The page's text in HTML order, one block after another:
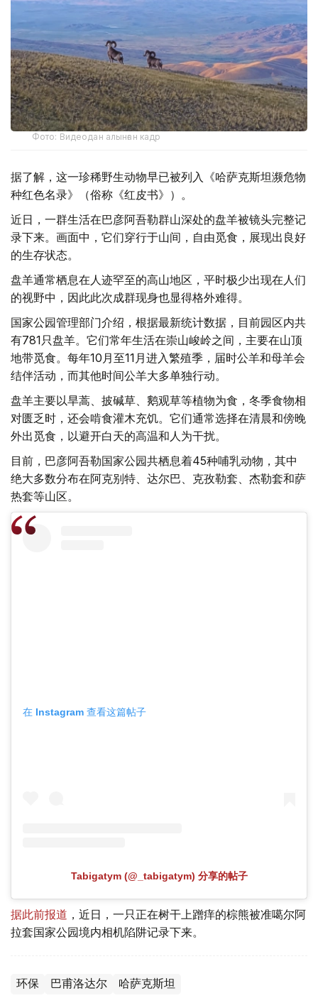
Фото: Видеодан алынған кадр
据了解，这一珍稀野生动物早已被列入《哈萨克斯坦濒危物
种红色名录》（俗称《红皮书》）。
近日，一群生活在巴彦阿吾勒群山深处的盘羊被镜头完整记
录下来。画面中，它们穿行于山间，自由觅食，展现出良好
的生存状态。
盘羊通常栖息在人迹罕至的高山地区，平时极少出现在人们
的视野中，因此此次成群现身也显得格外难得。
国家公园管理部门介绍，根据最新统计数据，目前园区内共
有781只盘羊。它们常年生活在崇山峻岭之间，主要在山顶
地带觅食。每年10月至11月进入繁殖季，届时公羊和母羊会
结伴活动，而其他时间公羊大多单独行动。
盘羊主要以旱蒿、披碱草、鹅观草等植物为食，冬季食物相
对匮乏时，还会啃食灌木充饥。它们通常选择在清晨和傍晚
外出觅食，以避开白天的高温和人为干扰。
目前，巴彦阿吾勒国家公园共栖息着45种哺乳动物，其中
绝大多数分布在阿克别特、达尔巴、克孜勒套、杰勒套和萨
热套等山区。
在 Instagram 查看这篇帖子
Tabigatym (@_tabigatym) 分享的帖子
据此前报道 ，近日，一只正在树干上蹭痒的棕熊被准噶尔阿
拉套国家公园境内相机陷阱记录下来。
环保 巴甫洛达尔 哈萨克斯坦